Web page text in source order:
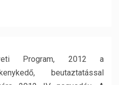
Program, 2012 a
beutaztatással